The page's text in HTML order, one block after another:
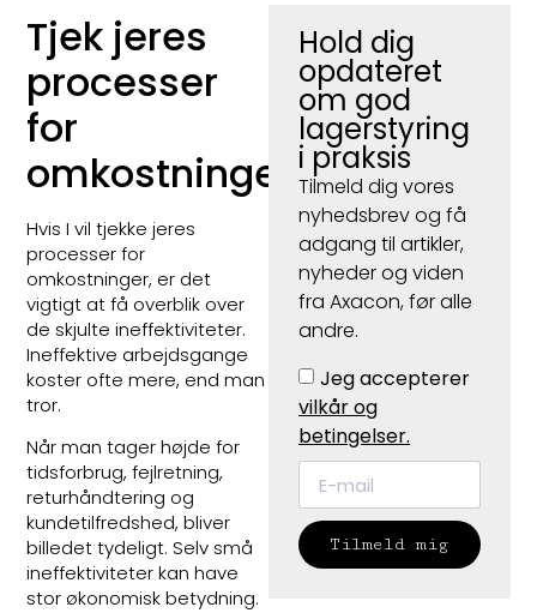
Tjek jeres
processer
for
omkostninger
Hvis I vil tjekke jeres
processer for
omkostninger, er det
vigtigt at få overblik over
de skjulte ineffektiviteter.
Ineffektive arbejdsgange
koster ofte mere, end man
tror.
Når man tager højde for
tidsforbrug, fejlretning,
returhåndtering og
kundetilfredshed, bliver
billedet tydeligt. Selv små
ineffektiviteter kan have
stor økonomisk betydning.
Hold dig
opdateret
om god
lagerstyring
i praksis
Tilmeld dig vores
nyhedsbrev og få
adgang til artikler,
nyheder og viden
fra Axacon, før alle
andre.
Jeg accepterer
vilkår og
betingelser.
Tilmeld mig